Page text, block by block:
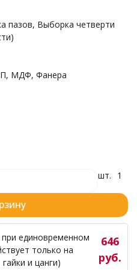
пазов, Выборка четверти
МДФ, Фанера
шт. 1
при единовременном
только на
и цанги)
646
руб.